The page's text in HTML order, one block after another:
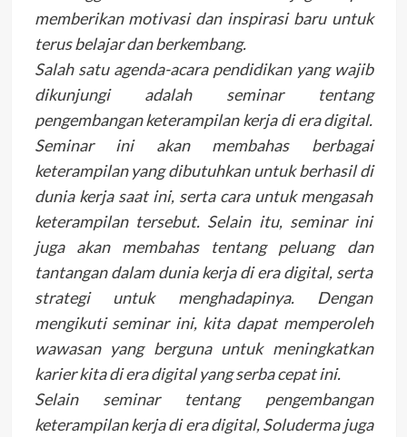
memberikan motivasi dan inspirasi baru untuk
terus belajar dan berkembang.
Salah satu agenda-acara pendidikan yang wajib
dikunjungi adalah seminar tentang
pengembangan keterampilan kerja di era digital.
Seminar ini akan membahas berbagai
keterampilan yang dibutuhkan untuk berhasil di
dunia kerja saat ini, serta cara untuk mengasah
keterampilan tersebut. Selain itu, seminar ini
juga akan membahas tentang peluang dan
tantangan dalam dunia kerja di era digital, serta
strategi untuk menghadapinya. Dengan
mengikuti seminar ini, kita dapat memperoleh
wawasan yang berguna untuk meningkatkan
karier kita di era digital yang serba cepat ini.
Selain seminar tentang pengembangan
keterampilan kerja di era digital, Soluderma juga